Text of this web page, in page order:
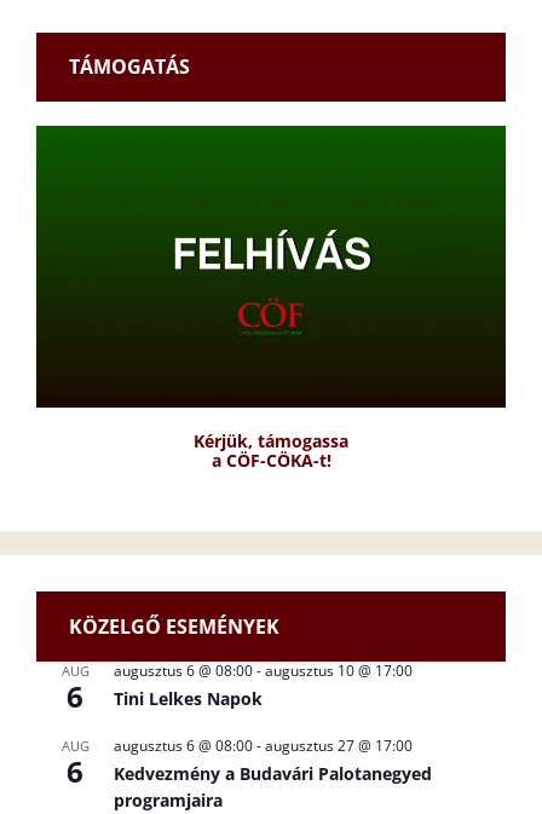
TÁMOGATÁS
Kérjük, támogassa
a CÖF-CÖKA-t!
KÖZELGŐ ESEMÉNYEK
AUG
6
augusztus 6 @ 08:00-augusztus 10 @ 17:00
Tini Lelkes Napok
AUG
6
augusztus 6 @ 08:00-augusztus 27 @ 17:00
Kedvezmény a Budavári Palotanegyed
programjaira